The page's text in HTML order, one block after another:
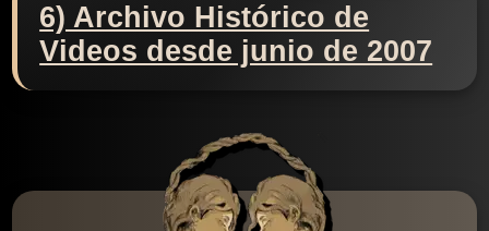
6) Archivo Histórico de
Videos desde junio de 2007